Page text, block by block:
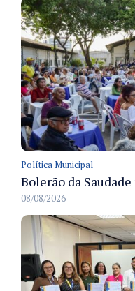
Política Municipal
08/08/2026